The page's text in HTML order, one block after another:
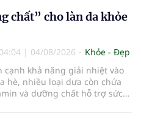
chất” cho làn da khỏe
04:04 | 04/08/2026
Khỏe - Đẹp
cạnh khả năng giải nhiệt vào
hè, nhiều loại dưa còn chứa
và dưỡng chất hỗ trợ sức